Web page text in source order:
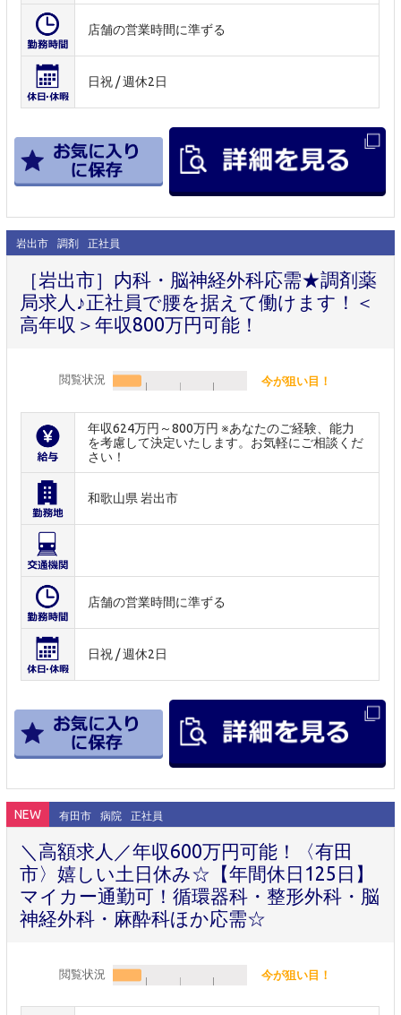
店舗の営業時間に準ずる
日祝 / 週休2日
岩出市 調剤 正社員
［岩出市］内科・脳神経外科応需★調剤薬
局求人♪正社員で腰を据えて働けます！＜
高年収＞年収800万円可能！
閲覧状況 今が狙い目！
年収624万円～800万円 ※あなたのご経験、能力
を考慮して決定いたします。お気軽にご相談くだ
さい！
和歌山県 岩出市
店舗の営業時間に準ずる
日祝 / 週休2日
NEW 有田市 病院 正社員
＼高額求人／年収600万円可能！〈有田
市〉嬉しい土日休み☆【年間休日125日】
マイカー通勤可！循環器科・整形外科・脳
神経外科・麻酔科ほか応需☆
閲覧状況 今が狙い目！